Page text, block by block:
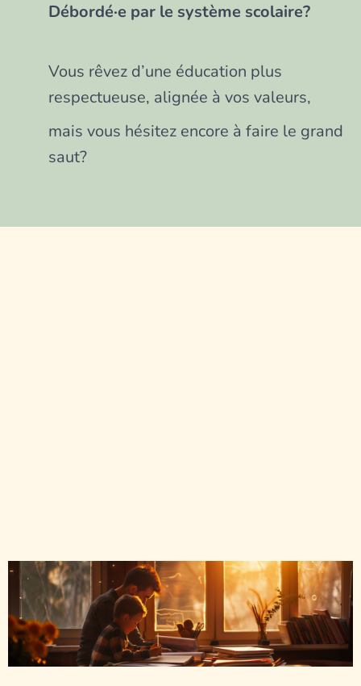
Débordé·e par le système scolaire?
Vous rêvez d’une éducation plus
respectueuse, alignée à vos valeurs,
mais vous hésitez encore à faire le grand
saut?